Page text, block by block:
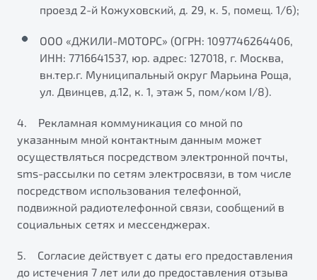
проезд 2-й Кожуховский, д. 29, к. 5, помещ. 1/6);
ООО «ДЖИЛИ-МОТОРС» (ОГРН: 1097746264406,
ИНН: 7716641537, юр. адрес: 127018, г. Москва,
вн.тер.г. Муниципальный округ Марьина Роща,
ул. Двинцев, д.12, к. 1, этаж 5, пом/ком I/8).
4. Рекламная коммуникация со мной по
указанным мной контактным данным может
осуществляться посредством электронной почты,
sms-рассылки по сетям электросвязи, в том числе
посредством использования телефонной,
подвижной радиотелефонной связи, сообщений в
социальных сетях и мессенджерах.
5. Согласие действует с даты его предоставления
до истечения 7 лет или до предоставления отзыва